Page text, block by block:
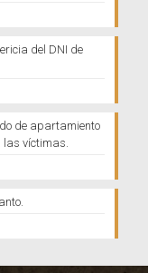
del DNI de
de apartamiento
las víctimas.